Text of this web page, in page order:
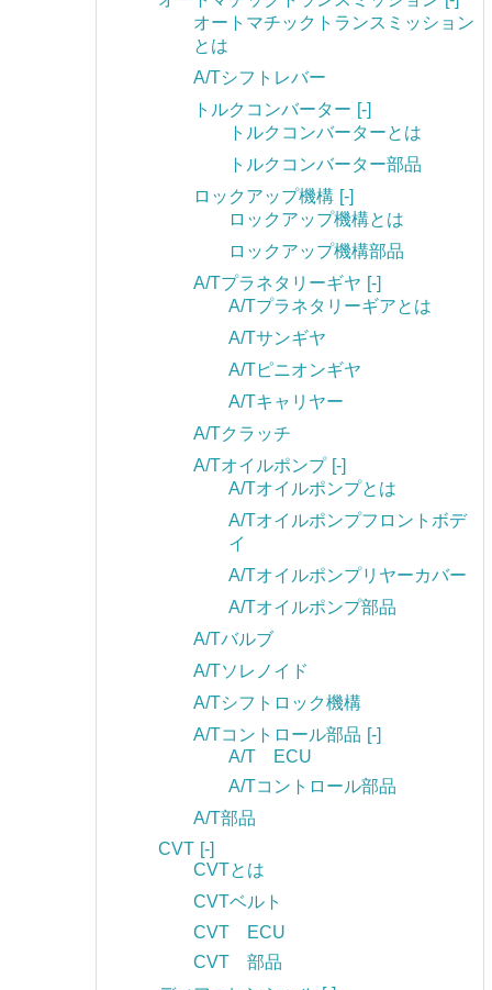
オートマチックトランスミッション
とは
A/Tシフトレバー
トルクコンバーター [-]
トルクコンバーターとは
トルクコンバーター部品
ロックアップ機構 [-]
ロックアップ機構とは
ロックアップ機構部品
A/Tプラネタリーギヤ [-]
A/Tプラネタリーギアとは
A/Tサンギヤ
A/Tピニオンギヤ
A/Tキャリヤー
A/Tクラッチ
A/Tオイルポンプ [-]
A/Tオイルポンプとは
A/Tオイルポンプフロントボデ
イ
A/Tオイルポンプリヤーカバー
A/Tオイルポンプ部品
A/Tバルブ
A/Tソレノイド
A/Tシフトロック機構
A/Tコントロール部品 [-]
A/T ECU
A/Tコントロール部品
A/T部品
CVT [-]
CVTとは
CVTベルト
CVT ECU
CVT 部品